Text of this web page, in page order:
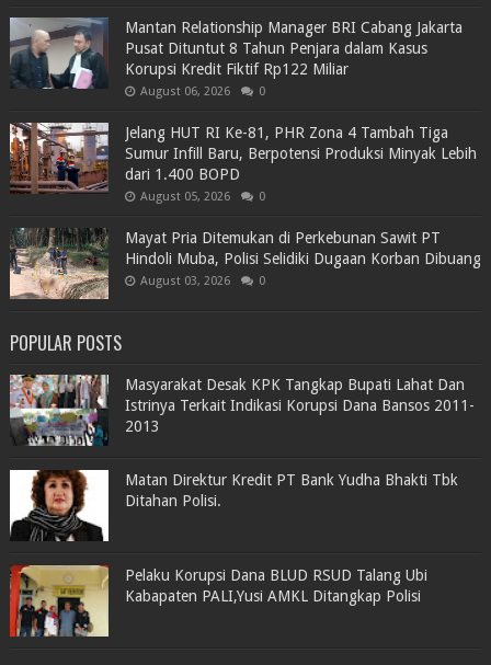
Mantan Relationship Manager BRI Cabang Jakarta
Pusat Dituntut 8 Tahun Penjara dalam Kasus
Korupsi Kredit Fiktif Rp122 Miliar
August 06, 2026 0
Jelang HUT RI Ke-81, PHR Zona 4 Tambah Tiga
Sumur Infill Baru, Berpotensi Produksi Minyak Lebih
dari 1.400 BOPD
August 05, 2026 0
Mayat Pria Ditemukan di Perkebunan Sawit PT
Hindoli Muba, Polisi Selidiki Dugaan Korban Dibuang
August 03, 2026 0
POPULAR POSTS
Masyarakat Desak KPK Tangkap Bupati Lahat Dan
Istrinya Terkait Indikasi Korupsi Dana Bansos 2011-
2013
Matan Direktur Kredit PT Bank Yudha Bhakti Tbk
Ditahan Polisi.
Pelaku Korupsi Dana BLUD RSUD Talang Ubi
Kabapaten PALI,Yusi AMKL Ditangkap Polisi